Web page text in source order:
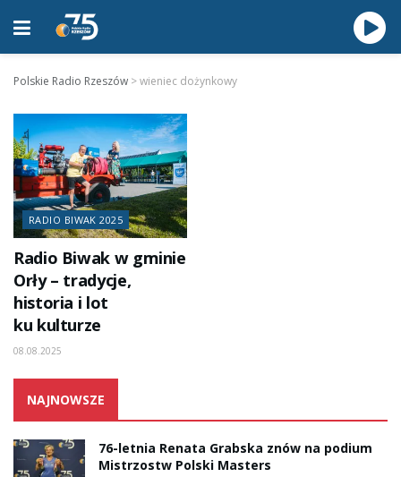
Polskie Radio Rzeszów >wieniec dożynkowy
RADIO BIWAK 2025
Radio Biwak w gminie
Orły – tradycje,
historia i lot
ku kulturze
08.08.2025
NAJNOWSZE
76-letnia Renata Grabska znów na podium
Mistrzostw Polski Masters